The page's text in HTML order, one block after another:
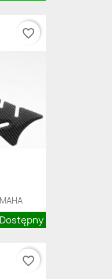
Dostępny
favorite_border
favorite_border